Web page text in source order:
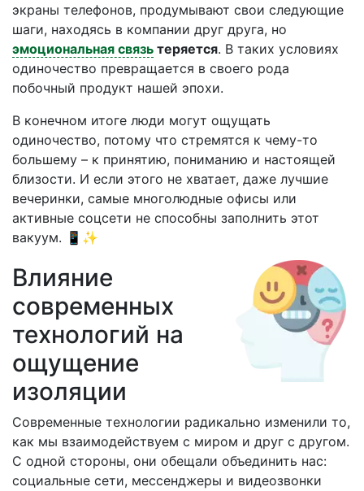
экраны телефонов, продумывают свои следующие
шаги, находясь в компании друг друга, но
эмоциональная связь теряется. В таких условиях
одиночество превращается в своего рода
побочный продукт нашей эпохи.
В конечном итоге люди могут ощущать
одиночество, потому что стремятся к чему-то
большему – к принятию, пониманию и настоящей
близости. И если этого не хватает, даже лучшие
вечеринки, самые многолюдные офисы или
активные соцсети не способны заполнить этот
вакуум. 📱✨
Влияние
современных
технологий на
ощущение
изоляции
Современные технологии радикально изменили то,
как мы взаимодействуем с миром и друг с другом.
С одной стороны, они обещали объединить нас:
социальные сети, мессенджеры и видеозвонки